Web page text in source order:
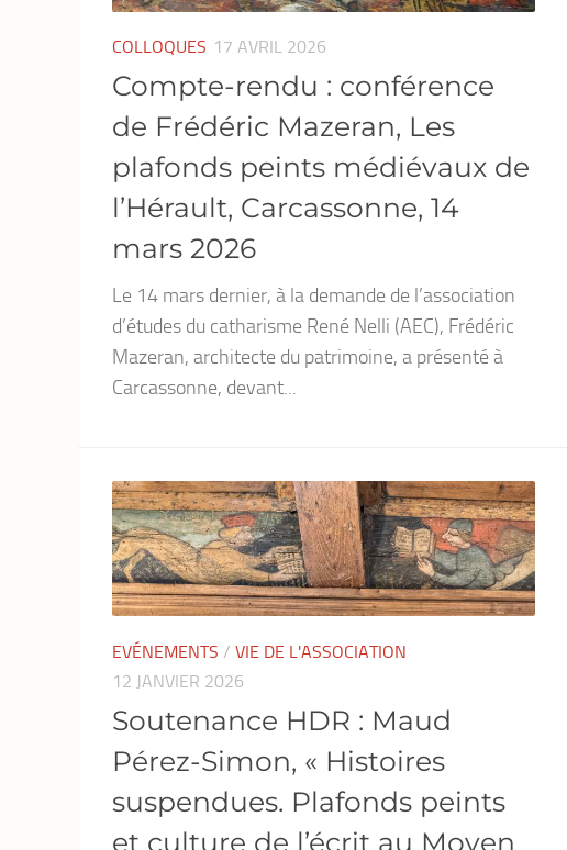
COLLOQUES 17 AVRIL 2026
Compte-rendu : conférence
de Frédéric Mazeran, Les
plafonds peints médiévaux de
l’Hérault, Carcassonne, 14
mars 2026
Le 14 mars dernier, à la demande de l’association
d’études du catharisme René Nelli (AEC), Frédéric
Mazeran, architecte du patrimoine, a présenté à
Carcassonne, devant...
EVÉNEMENTS / VIE DE L'ASSOCIATION
12 JANVIER 2026
Soutenance HDR : Maud
Pérez-Simon, « Histoires
suspendues. Plafonds peints
et culture de l’écrit au Moyen